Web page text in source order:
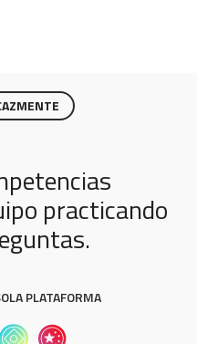
practicando
PLATAFORMA